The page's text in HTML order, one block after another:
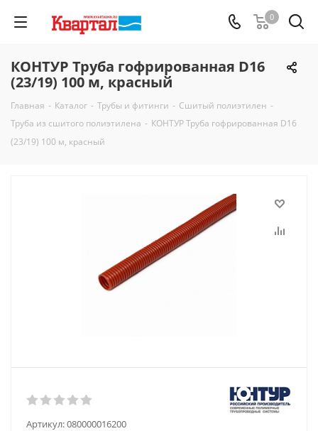
0
КОНТУР Труба гофрированная D16
(23/19) 100 м, красный
Главная - Каталог - Трубы и фитинги - Сшитый полиэтилен -
Труба из сшитого полиэтилена - КОНТУР Труба гофрированная D16
(23/19) 100 м, красный
Артикул:080000016200